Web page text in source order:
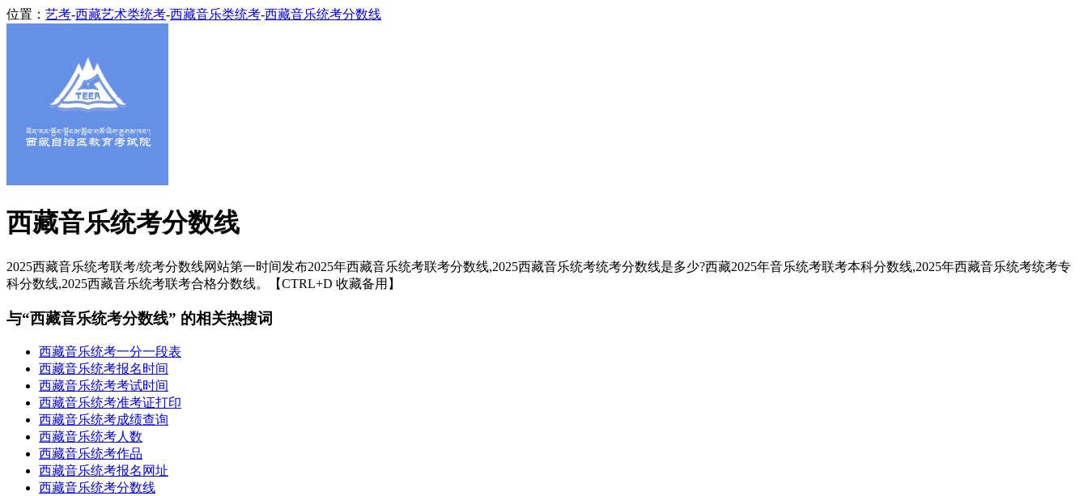
位置： 艺考-西藏艺术类统考-西藏音乐类统考-西藏音乐统考分数线
西藏音乐统考分数线
2025西藏音乐统考联考/统考分数线网站第一时间发布2025年西藏音乐统考联考分数线,2025西藏音乐统考统考分数线是多少?西藏2025年音乐统考联考本科分数线,2025年西藏音乐统考统考专
科分数线,2025西藏音乐统考联考合格分数线。【CTRL+D 收藏备用】
与“西藏音乐统考分数线” 的相关热搜词
西藏音乐统考一分一段表
西藏音乐统考报名时间
西藏音乐统考考试时间
西藏音乐统考准考证打印
西藏音乐统考成绩查询
西藏音乐统考人数
西藏音乐统考作品
西藏音乐统考报名网址
西藏音乐统考分数线